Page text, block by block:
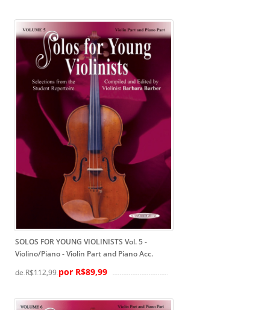
SOLOS FOR YOUNG VIOLINISTS Vol. 5 -
Violino/Piano- Violin Part and Piano Acc.
de R$112,99por R$89,99